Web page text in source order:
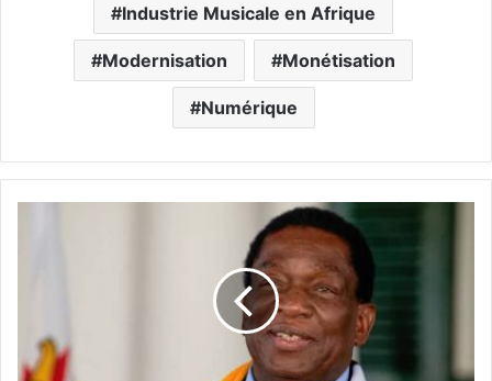
Industrie Musicale en Afrique
Modernisation Monétisation
Numérique